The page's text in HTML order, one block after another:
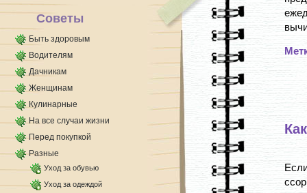
Советы
Быть здоровым
Водителям
Дачникам
Женщинам
Кулинарные
На все случаи жизни
Перед покупкой
Разные
Уход за обувью
Уход за одеждой